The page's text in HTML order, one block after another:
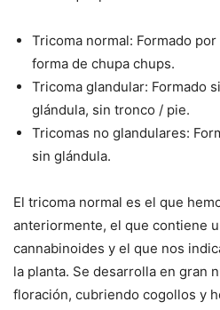
Tricoma normal: Formado
forma de chupa chups.
Tricoma glandular: Formado
glándula, sin tronco / pie.
Tricomas no glandulares:
sin glándula.
El tricoma normal es el que
anteriormente, el que contiene
cannabinoides y el que nos
la planta. Se desarrolla en gran
floración, cubriendo cogollos y